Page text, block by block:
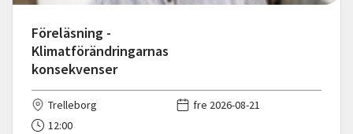
Föreläsning -
Klimatförändringarnas
konsekvenser
Trelleborg
fre 2026-08-21
12:00